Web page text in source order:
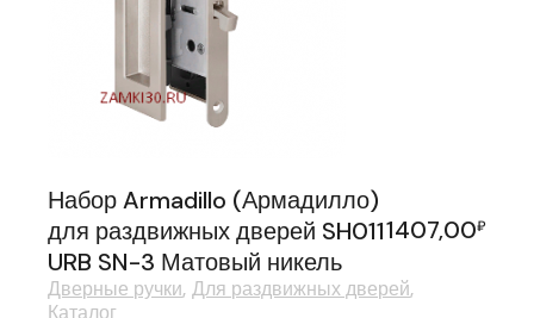
Набор Armadillo (Армадилло)
для раздвижных дверей SH011
URB SN-3 Матовый никель
1407,00₽
Дверные ручки Для раздвижных дверей
Каталог